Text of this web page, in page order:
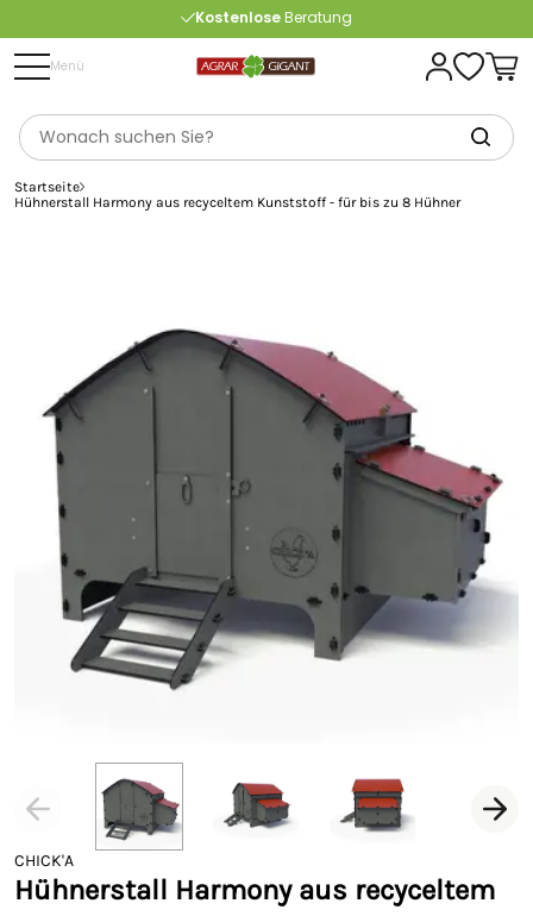
KostenloseBeratung
ab 175 € (in DE) – außer Sperrgut
Menü
Startseite
Hühnerstall Harmony aus recyceltem Kunststoff - für bis zu 8 Hühner
CHICK'A
Hühnerstall Harmony aus recyceltem